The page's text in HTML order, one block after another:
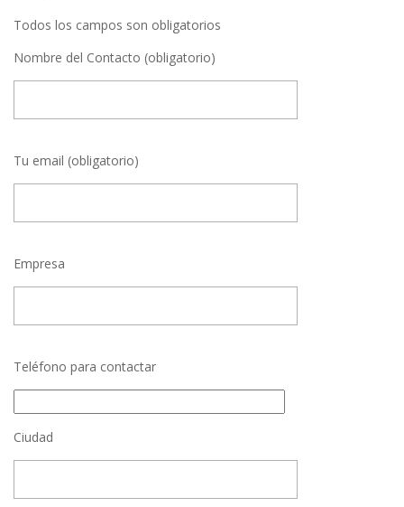
Todos los campos son obligatorios
Nombre del Contacto (obligatorio)
Tu email (obligatorio)
Empresa
Teléfono para contactar
Ciudad